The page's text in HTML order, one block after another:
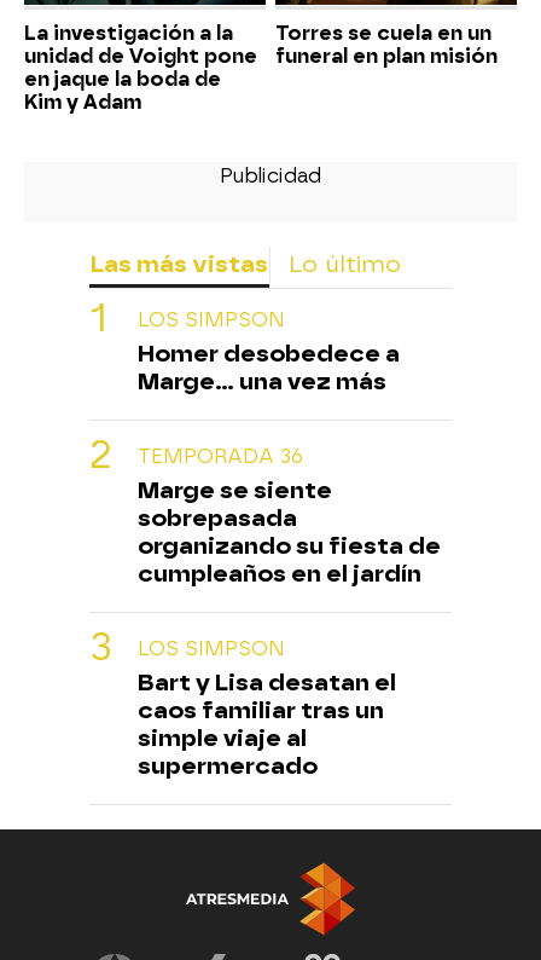
La investigación a la
unidad de Voight pone
en jaque la boda de
Kim y Adam
Torres se cuela en un
funeral en plan misión
Las más vistas Lo último
LOS SIMPSON
Homer desobedece a
Marge... una vez más
TEMPORADA 36
Marge se siente
sobrepasada
organizando su fiesta de
cumpleaños en el jardín
LOS SIMPSON
Bart y Lisa desatan el
caos familiar tras un
simple viaje al
supermercado